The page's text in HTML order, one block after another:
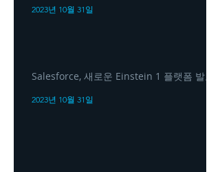
2023년 10월 31일
Salesforce, 새로운 Einstein 1 플랫폼 발표
2023년 10월 31일